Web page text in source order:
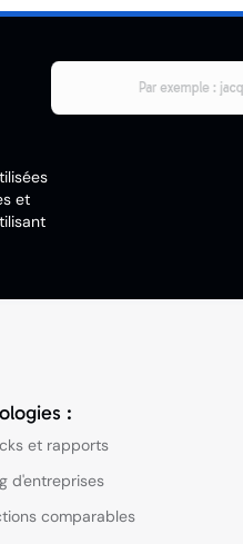
et
:
et rapports
d'entreprises
comparables